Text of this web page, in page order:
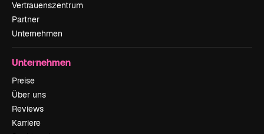
Vertrauenszentrum
Partner
Unternehmen
Unternehmen
Preise
Über uns
Reviews
Karriere